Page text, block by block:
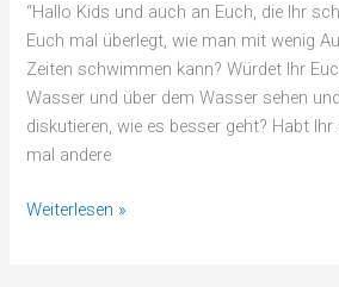
“Hallo Kids und auch an Euch, die Ihr
Euch mal überlegt, wie man mit wenig
Zeiten schwimmen kann? Würdet Ihr
Wasser und über dem Wasser sehen
diskutieren, wie es besser geht? Habt
mal andere
Weiterlesen »